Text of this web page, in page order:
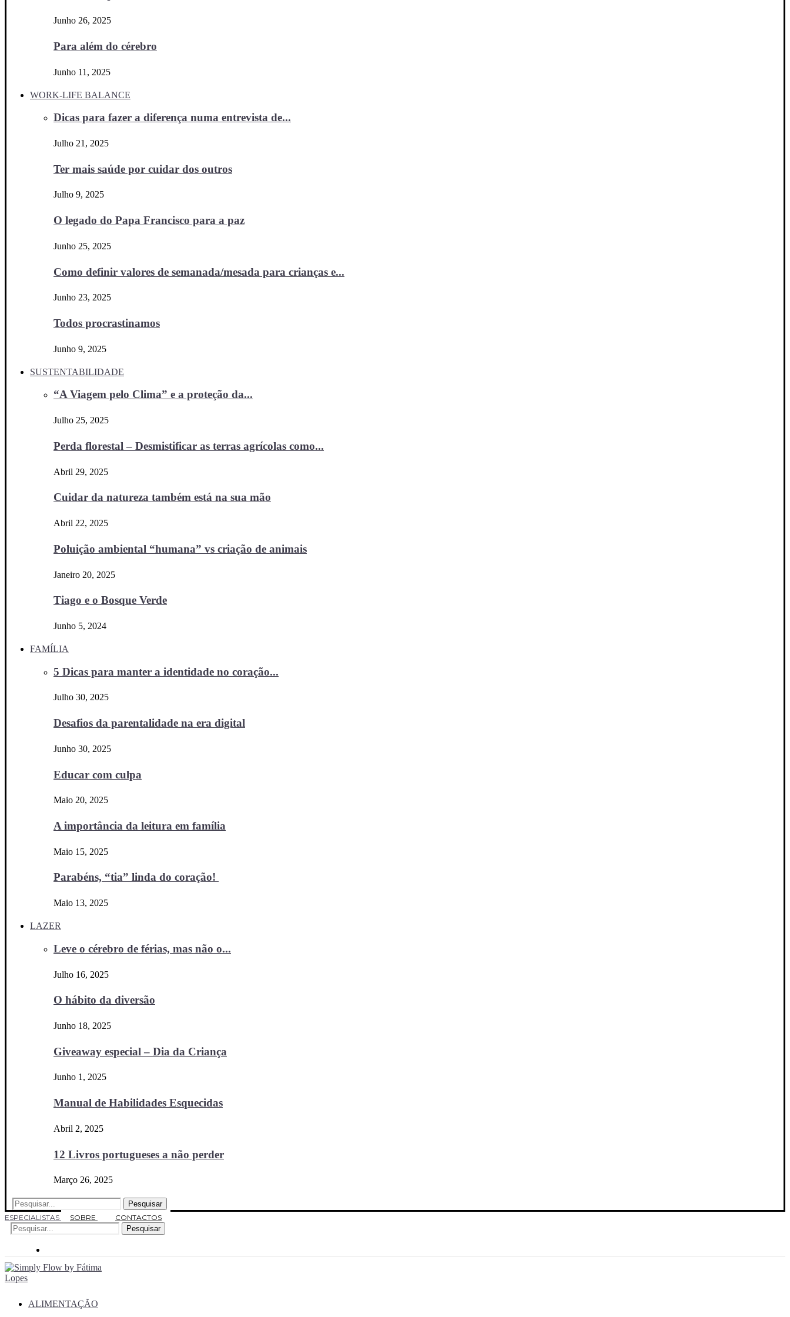
Junho 26, 2025
Para além do cérebro
Junho 11, 2025
WORK-LIFE BALANCE
Dicas para fazer a diferença numa entrevista de...
Julho 21, 2025
Ter mais saúde por cuidar dos outros
Julho 9, 2025
O legado do Papa Francisco para a paz
Junho 25, 2025
Como definir valores de semanada/mesada para crianças e...
Junho 23, 2025
Todos procrastinamos
Junho 9, 2025
SUSTENTABILIDADE
“A Viagem pelo Clima” e a proteção da...
Julho 25, 2025
Perda florestal – Desmistificar as terras agrícolas como...
Abril 29, 2025
Cuidar da natureza também está na sua mão
Abril 22, 2025
Poluição ambiental “humana” vs criação de animais
Janeiro 20, 2025
Tiago e o Bosque Verde
Junho 5, 2024
FAMÍLIA
5 Dicas para manter a identidade no coração...
Julho 30, 2025
Desafios da parentalidade na era digital
Junho 30, 2025
Educar com culpa
Maio 20, 2025
A importância da leitura em família
Maio 15, 2025
Parabéns, “tia” linda do coração!
Maio 13, 2025
LAZER
Leve o cérebro de férias, mas não o...
Julho 16, 2025
O hábito da diversão
Junho 18, 2025
Giveaway especial – Dia da Criança
Junho 1, 2025
Manual de Habilidades Esquecidas
Abril 2, 2025
12 Livros portugueses a não perder
Março 26, 2025
Pesquisar
ESPECIALISTAS
SOBRE
CONTACTOS
Pesquisar
ALIMENTAÇÃO